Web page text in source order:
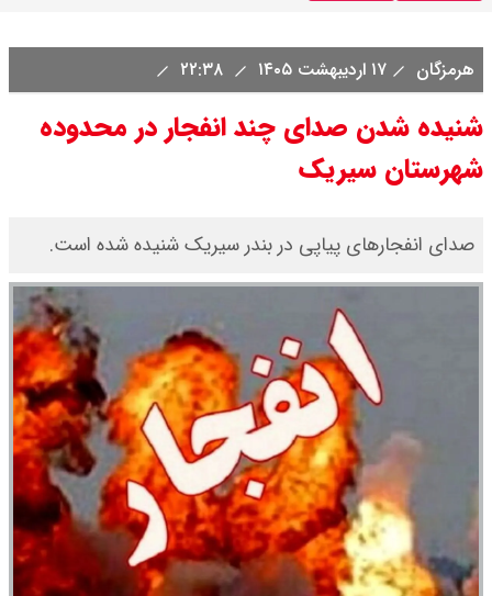
هرمزگان ۱۷ اردیبهشت ۱۴۰۵
شنیده شدن صدای چند انفجار در محدوده
شهرستان سیریک
صدای انفجارهای پیاپی در بندر سیریک شنیده شده است.